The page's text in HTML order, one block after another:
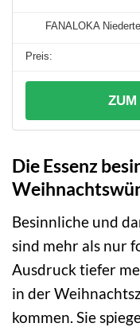
FANALOKA
Die Essenz
Besinnliche und
sind mehr als nur
Ausdruck tiefer
in der
kommen. Sie